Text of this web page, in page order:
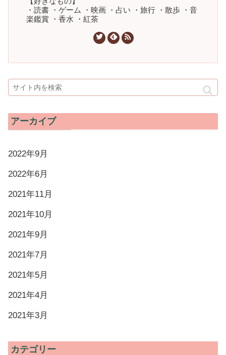
・読書 ・ゲーム ・映画 ・占い ・旅行 ・散歩 ・音
楽鑑賞 ・香水 ・紅茶
アーカイブ
2022年9月
2022年6月
2021年11月
2021年10月
2021年9月
2021年7月
2021年5月
2021年4月
2021年3月
カテゴリー